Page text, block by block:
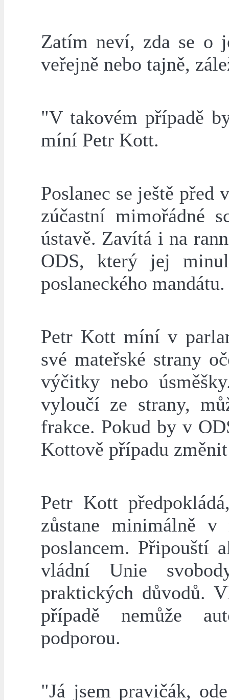
Zatím neví, zda se o
veřejně nebo tajně,
"V takovém případě
míní Petr Kott.
Poslanec se ještě před
zúčastní mimořádné
ústavě. Zavítá i na
ODS, který jej
poslaneckého mandátu.
Petr Kott míní v
své mateřské strany
výčitky nebo
vyloučí ze strany,
frakce. Pokud by v
Kottově případu
Petr Kott
zůstane minimálně v
poslancem. Připouští
vládní Unie
praktických důvodů.
případě nemůže
podporou.
"Já jsem pravičák,